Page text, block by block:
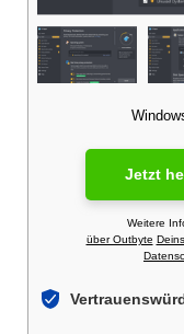
Jetzt
Weitere
über Outbyte